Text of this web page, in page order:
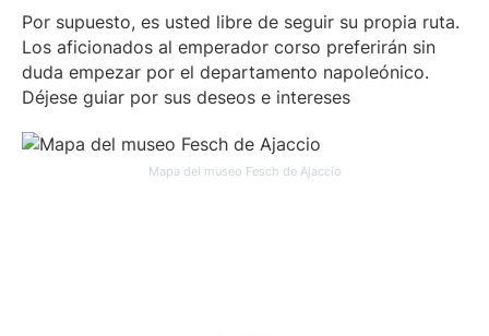
Por supuesto, es usted libre de seguir su propia ruta.
Los aficionados al emperador corso preferirán sin
duda empezar por el departamento napoleónico.
Déjese guiar por sus deseos e intereses
Mapa del museo Fesch de Ajaccio